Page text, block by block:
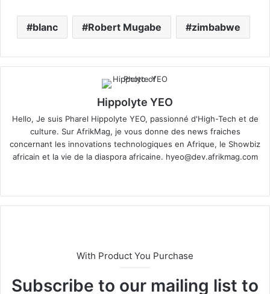
blanc Robert Mugabe zimbabwe
Hippolyte YEO
Hello, Je suis Pharel Hippolyte YEO, passionné d'High-Tech et de
culture. Sur AfrikMag, je vous donne des news fraiches
concernant les innovations technologiques en Afrique, le Showbiz
africain et la vie de la diaspora africaine. hyeo@dev.afrikmag.com
te
With Product You Purchase
Subscribe to our mailing list to